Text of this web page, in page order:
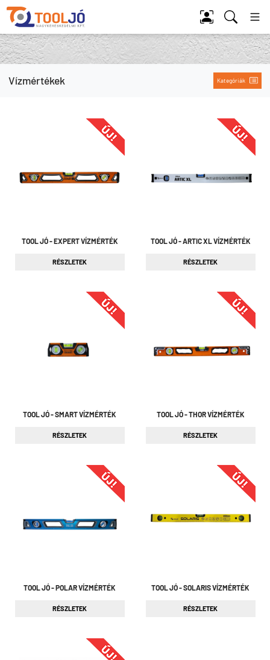
Tool Jó
Vízmértékek Kategóriák
TOOL JÓ - EXPERT VÍZMÉRTÉK
RÉSZLETEK
TOOL JÓ - ARTIC XL VÍZMÉRTÉK
RÉSZLETEK
TOOL JÓ - SMART VÍZMÉRTÉK
RÉSZLETEK
TOOL JÓ - THOR VÍZMÉRTÉK
RÉSZLETEK
TOOL JÓ - POLAR VÍZMÉRTÉK
RÉSZLETEK
TOOL JÓ - SOLARIS VÍZMÉRTÉK
RÉSZLETEK